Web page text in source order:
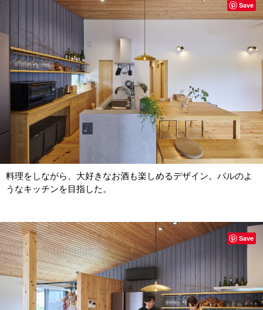
料理をしながら、大好きなお酒も楽しめるデザイン。バルのよ
うなキッチンを目指した。
Save
Save